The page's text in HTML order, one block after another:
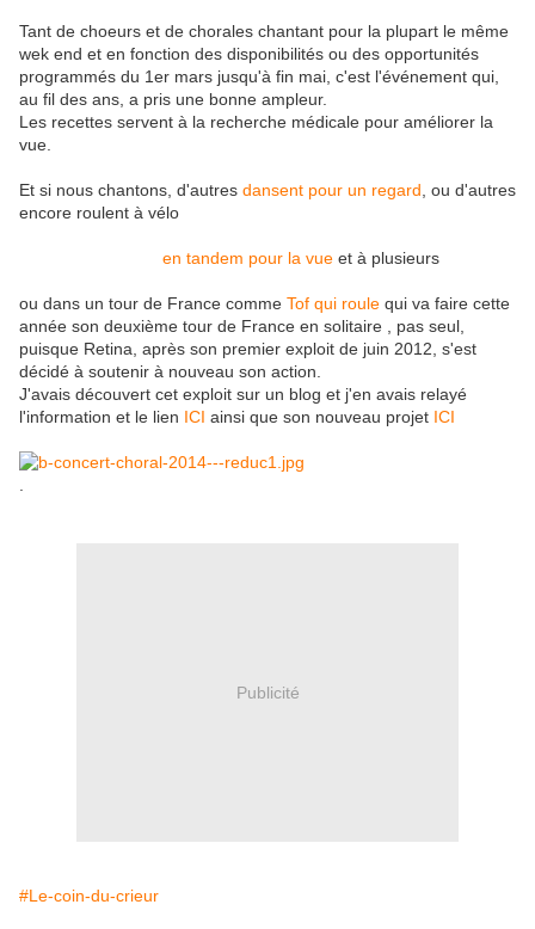
Tant de choeurs et de chorales chantant pour la plupart le même
wek end et en fonction des disponibilités ou des opportunités
programmés du 1er mars jusqu'à fin mai, c'est l'événement qui,
au fil des ans, a pris une bonne ampleur.
Les recettes servent à la recherche médicale pour améliorer la
vue.
Et si nous chantons, d'autres dansent pour un regard , ou d'autres
encore roulent à vélo
en tandem pour la vue et à plusieurs
ou dans un tour de France comme Tof qui roule qui va faire cette
année son deuxième tour de France en solitaire , pas seul,
puisque Retina, après son premier exploit de juin 2012, s'est
décidé à soutenir à nouveau son action.
J'avais découvert cet exploit sur un blog et j'en avais relayé
l'information et le lien ICI ainsi que son nouveau projet ICI
Publicité
#Le-coin-du-crieur